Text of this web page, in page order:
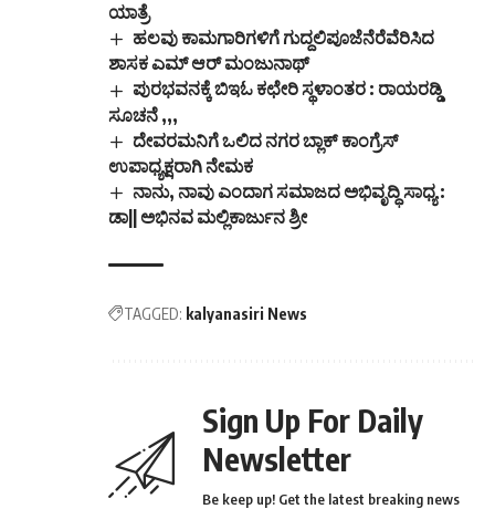
ಯಾತ್ರೆ
ಹಲವು ಕಾಮಗಾರಿಗಳಿಗೆ ಗುದ್ದಲಿಪೂಜೆನೆರೆವೆರಿಸಿದ
ಶಾಸಕ ಎಮ್ ಆರ್ ಮಂಜುನಾಥ್
ಪುರಭವನಕ್ಕೆ ಬಿಇಓ ಕಛೇರಿ ಸ್ಥಳಾಂತರ : ರಾಯರಡ್ಡಿ
ಸೂಚನೆ ,,,
ದೇವರಮನಿಗೆ ಒಲಿದ ನಗರ ಬ್ಲಾಕ್ ಕಾಂಗ್ರೆಸ್
ಉಪಾಧ್ಯಕ್ಷರಾಗಿ ನೇಮಕ
ನಾನು, ನಾವು ಎಂದಾಗ ಸಮಾಜದ ಅಭಿವೃದ್ಧಿ ಸಾಧ್ಯ :
ಡಾ|| ಅಭಿನವ ಮಲ್ಲಿಕಾರ್ಜುನ ಶ್ರೀ
TAGGED: kalyanasiri News
Sign Up For Daily
Newsletter
Be keep up! Get the latest breaking news